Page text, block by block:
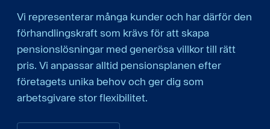
Vi representerar många kunder och har därför den
förhandlingskraft som krävs för att skapa
pensionslösningar med generösa villkor till rätt
pris. Vi anpassar alltid pensionsplanen efter
företagets unika behov och ger dig som
arbetsgivare stor flexibilitet.